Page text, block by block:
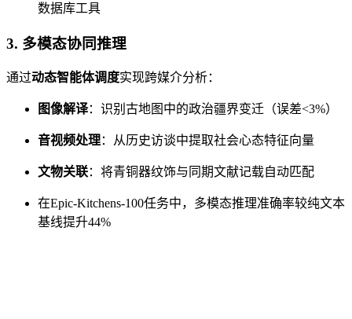
数据库工具
3. 多模态协同推理
通过动态智能体调度实现跨媒介分析：
图像解译：识别古地图中的政治疆界变迁（误差<3%）
音视频处理：从历史访谈中提取社会心态特征向量
文物关联：将青铜器纹饰与同期文献记载自动匹配
在Epic-Kitchens-100任务中，多模态推理准确率较纯文本
基线提升44%